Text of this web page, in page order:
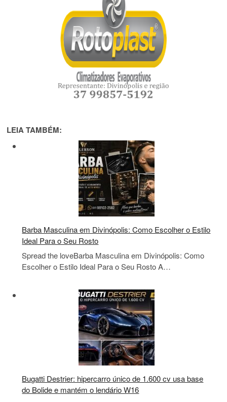
LEIA TAMBÉM:
Barba Masculina em Divinópolis: Como Escolher o Estilo
Ideal Para o Seu Rosto
Spread the loveBarba Masculina em Divinópolis: Como
Escolher o Estilo Ideal Para o Seu Rosto A…
Bugatti Destrier: hipercarro único de 1.600 cv usa base
do Bolide e mantém o lendário W16